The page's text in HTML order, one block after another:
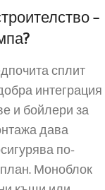
–
сплит
интеграция
и бойлери за
дава
по-
Моноблок